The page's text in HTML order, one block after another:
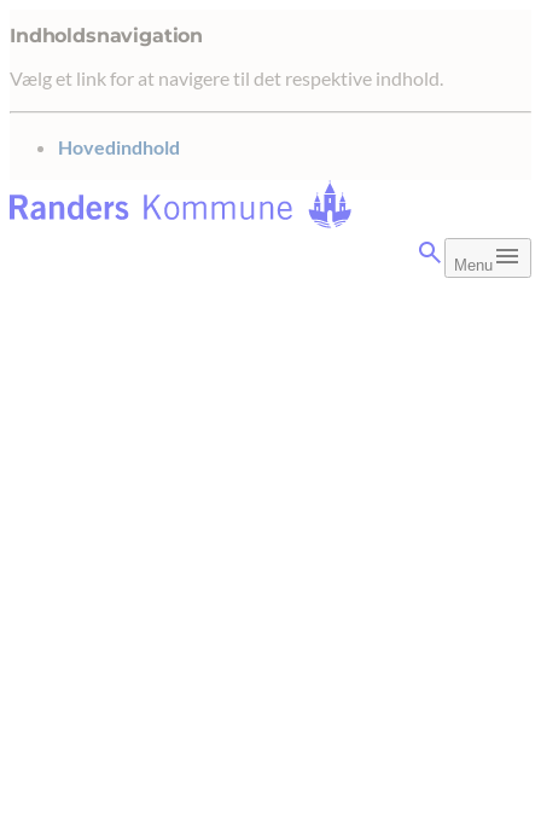
Indholdsnavigation
Vælg et link for at navigere til det respektive indhold.
gå til
Hovedindhold
Menu